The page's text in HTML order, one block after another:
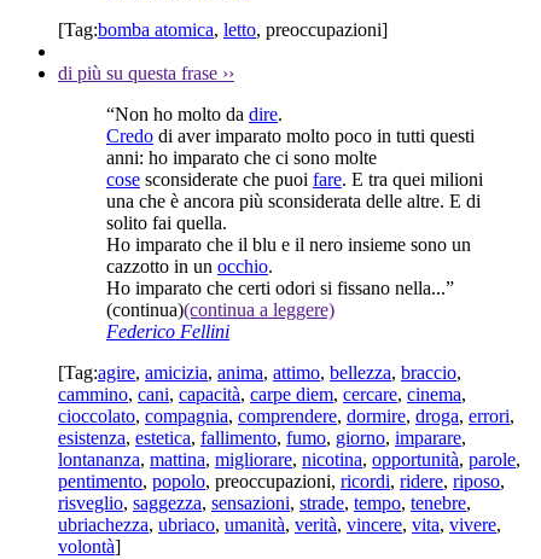
[Tag:bomba atomica, letto, preoccupazioni]
di più su questa frase ››
“Non ho molto da dire.
Credo di aver imparato molto poco in tutti questi
anni: ho imparato che ci sono molte
cose sconsiderate che puoi fare. E tra quei milioni
una che è ancora più sconsiderata delle altre. E di
solito fai quella.
Ho imparato che il blu e il nero insieme sono un
cazzotto in un occhio.
Ho imparato che certi odori si fissano nella...”
(continua)(continua a leggere)
Federico Fellini
[Tag:agire, amicizia, anima, attimo, bellezza, braccio,
cammino, cani, capacità, carpe diem, cercare, cinema,
cioccolato, compagnia, comprendere, dormire, droga, errori,
esistenza, estetica, fallimento, fumo, giorno, imparare,
lontananza, mattina, migliorare, nicotina, opportunità, parole,
pentimento, popolo, preoccupazioni, ricordi, ridere, riposo,
risveglio, saggezza, sensazioni, strade, tempo, tenebre,
ubriachezza, ubriaco, umanità, verità, vincere, vita, vivere,
volontà]